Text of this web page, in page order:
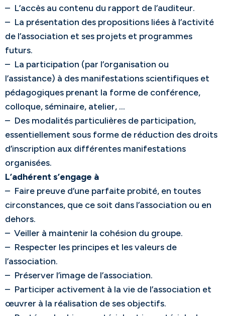
– L’accès au contenu du rapport de l’auditeur.
– La présentation des propositions liées à l’activité
de l’association et ses projets et programmes
futurs.
– La participation (par l’organisation ou
l’assistance) à des manifestations scientifiques et
pédagogiques prenant la forme de conférence,
colloque, séminaire, atelier, …
– Des modalités particulières de participation,
essentiellement sous forme de réduction des droits
d’inscription aux différentes manifestations
organisées.
L’adhérent s’engage à
– Faire preuve d’une parfaite probité, en toutes
circonstances, que ce soit dans l’association ou en
dehors.
– Veiller à maintenir la cohésion du groupe.
– Respecter les principes et les valeurs de
l’association.
– Préserver l’image de l’association.
– Participer activement à la vie de l’association et
œuvrer à la réalisation de ses objectifs.